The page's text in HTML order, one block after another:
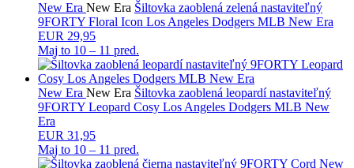
New Era New Era Šiltovka zaoblená zelená nastaviteľný
9FORTY Floral Icon Los Angeles Dodgers MLB New Era
EUR 29,95
Maj to 10 – 11 pred.
New Era New Era Šiltovka zaoblená leopardí nastaviteľný
9FORTY Leopard Cosy Los Angeles Dodgers MLB New
Era
EUR 31,95
Maj to 10 – 11 pred.